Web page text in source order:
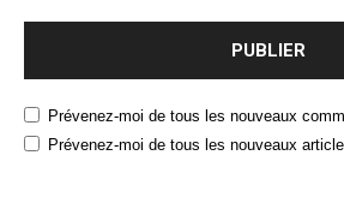
Prévenez-moi de tous les nouveaux
Prévenez-moi de tous les nouveaux